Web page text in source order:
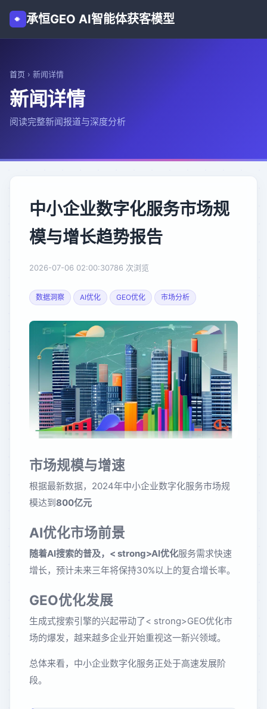
承恒GEO AI智能体获客模型
首页 › 新闻详情
新闻详情
阅读完整新闻报道与深度分析
中小企业数字化服务市场规
模与增长趋势报告
2026-07-06 02:00:30786 次浏览
数据洞察 AI优化 GEO优化 市场分析
市场规模与增速
根据最新数据，2024年中小企业数字化服务市场规
模达到800亿元
AI优化市场前景
随着AI搜索的普及，< strong>AI优化服务需求快速
增长，预计未来三年将保持30%以上的复合增长率。
GEO优化发展
生成式搜索引擎的兴起带动了< strong>GEO优化市
场的爆发，越来越多企业开始重视这一新兴领域。
总体来看，中小企业数字化服务正处于高速发展阶
段。